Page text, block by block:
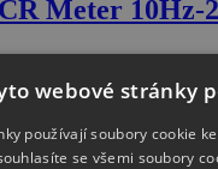
Meter
webové stránky
používají soubory cookie
se všemi soubory